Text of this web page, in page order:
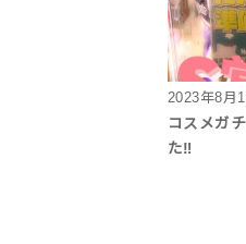
2023年8月
コスメガ
た‼︎